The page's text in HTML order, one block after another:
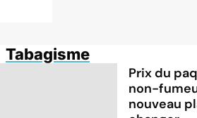
Tabagisme
Prix du
non-
nouveau